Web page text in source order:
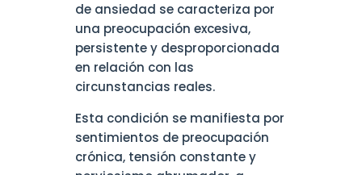
de ansiedad se caracteriza por
una preocupación excesiva,
persistente y desproporcionada
en relación con las
circunstancias reales.
Esta condición se manifiesta por
sentimientos de preocupación
crónica, tensión constante y